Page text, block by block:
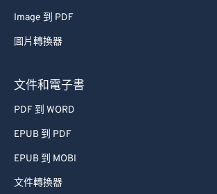
Image 到 PDF
圖片轉換器
文件和電子書
PDF 到 WORD
EPUB 到 PDF
EPUB 到 MOBI
文件轉換器